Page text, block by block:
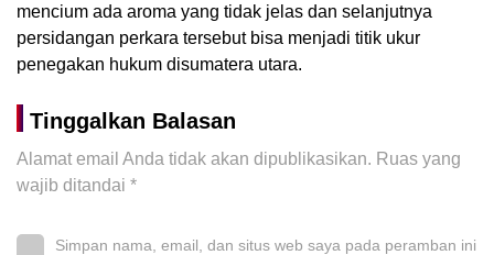
mencium ada aroma yang tidak jelas dan selanjutnya
persidangan perkara tersebut bisa menjadi titik ukur
penegakan hukum disumatera utara.
Tinggalkan Balasan
Alamat email Anda tidak akan dipublikasikan. Ruas yang
wajib ditandai *
Simpan nama, email, dan situs web saya pada peramban ini